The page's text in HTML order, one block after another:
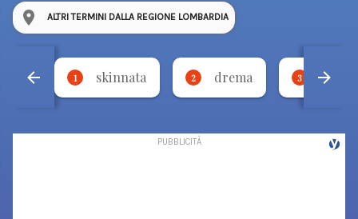
ALTRI TERMINI DALLA REGIONE LOMBARDIA
1 skinnata 2 drema 3